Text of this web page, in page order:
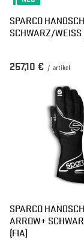
SPARCO
SCHWARZ/WEISS
257,10 € / artikel
SPARCO
ARROW+
FIA)